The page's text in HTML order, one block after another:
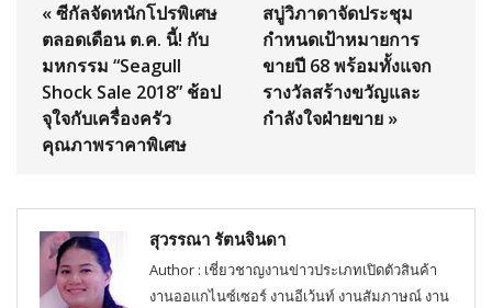
« ซีกัลจัดหนักโปรพิเศษ
ตลอดเดือน ต.ค. นี้! กับ
มหกรรม “Seagull
Shock Sale 2018” ช้อป
จุใจกับเครื่องครัว
คุณภาพราคาพิเศษ
สบู่วิภาดาจัดประชุม
กำหนดเป้าหมายการ
ขายปี 68 พร้อมทั้งแจก
รางวัลสร้างขวัญและ
กำลังใจฝ่ายขาย »
สุวรรณา รัตนจินดา
Author : เชี่ยวชาญงานข่าวประเภทเปิดตัวสินค้า
งานออแกไนซ์เซอร์ งานอีเว้นท์ งานสัมภาษณ์ งาน